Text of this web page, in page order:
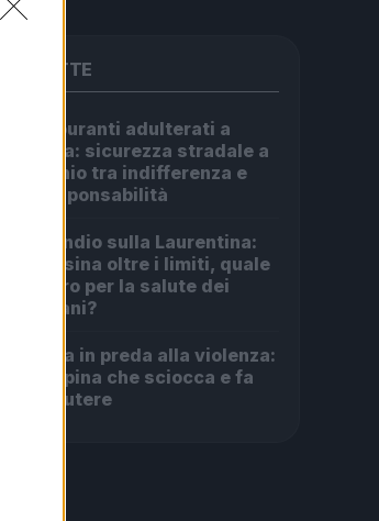
PIÙ LETTE
Carburanti adulterati a
Roma: sicurezza stradale a
rischio tra indifferenza e
irresponsabilità
Incendio sulla Laurentina:
diossina oltre i limiti, quale
futuro per la salute dei
romani?
Roma in preda alla violenza:
la rapina che sciocca e fa
discutere